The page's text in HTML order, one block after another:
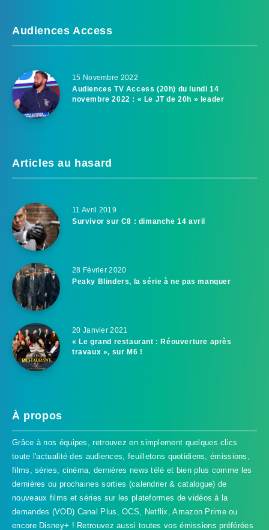
Audiences Access
15 Novembre 2022
Audiences TV Access (20h) du lundi 14
novembre 2022 : « Le JT de 20h » leader
Articles au hasard
11 Avril 2019
Survivor sur C8 : dimanche 14 avril
28 Février 2020
Peaky Blinders, la série à ne pas manquer
20 Janvier 2021
« Le grand restaurant : Réouverture après
travaux », sur M6 !
À propos
Grâce à nos équipes, retrouvez en simplement quelques clics
toute l'actualité des audiences, feuilletons quotidiens, émissions,
films, séries, cinéma, dernières news télé et bien plus comme les
dernières ou prochaines sorties (calendrier & catalogue) de
nouveaux films et séries sur les plateformes de vidéos à la
demandes (VOD) Canal Plus, OCS, Netflix, Amazon Prime ou
encore Disney+ ! Retrouvez aussi toutes vos émissions préférées